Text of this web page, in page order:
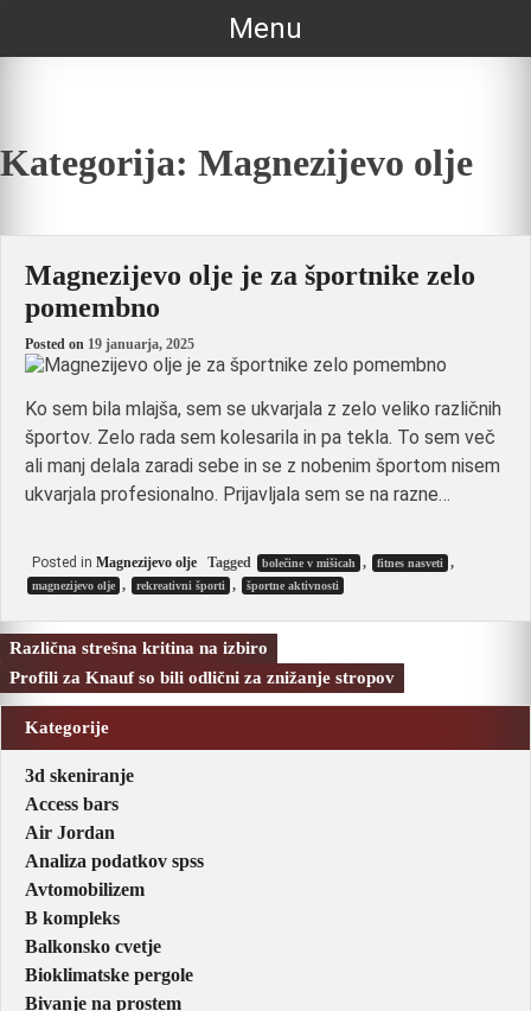
Menu
Kategorija: Magnezijevo olje
Magnezijevo olje je za športnike zelo
pomembno
Posted on 19 januarja, 2025
Ko sem bila mlajša, sem se ukvarjala z zelo veliko različnih
športov. Zelo rada sem kolesarila in pa tekla. To sem več
ali manj delala zaradi sebe in se z nobenim športom nisem
ukvarjala profesionalno. Prijavljala sem se na razne…
Posted in Magnezijevo olje Tagged bolečine v mišicah , fitnes nasveti ,
magnezijevo olje , rekreativni športi , športne aktivnosti
Navigacija
prispevka
Različna strešna kritina na izbiro
Profili za Knauf so bili odlični za znižanje stropov
Kategorije
3d skeniranje
Access bars
Air Jordan
Analiza podatkov spss
Avtomobilizem
B kompleks
Balkonsko cvetje
Bioklimatske pergole
Bivanje na prostem